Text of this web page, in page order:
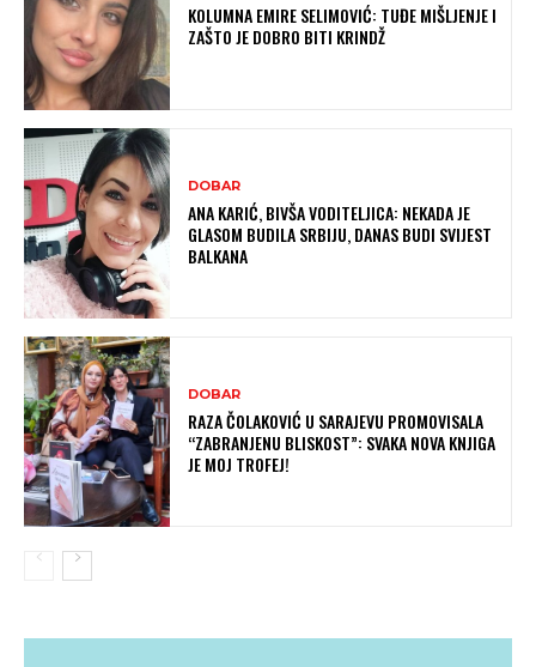
KOLUMNA EMIRE SELIMOVIĆ: TUĐE MIŠLJENJE I
ZAŠTO JE DOBRO BITI KRINDŽ
DOBAR
ANA KARIĆ, BIVŠA VODITELJICA: NEKADA JE
GLASOM BUDILA SRBIJU, DANAS BUDI SVIJEST
BALKANA
DOBAR
RAZA ČOLAKOVIĆ U SARAJEVU PROMOVISALA
“ZABRANJENU BLISKOST”: SVAKA NOVA KNJIGA
JE MOJ TROFEJ!